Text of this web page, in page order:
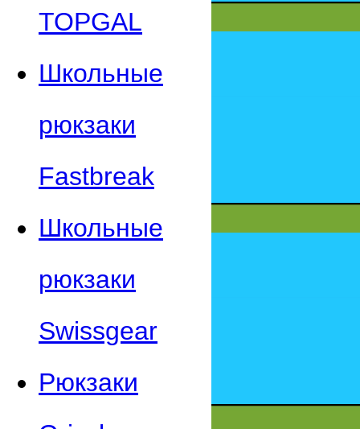
TOPGAL
Школьные
рюкзаки
Fastbreak
Школьные
рюкзаки
Swissgear
Рюкзаки